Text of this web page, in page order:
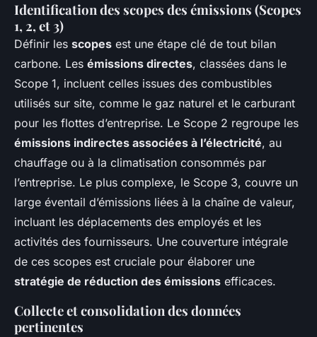
Identification des scopes des émissions (Scopes
1, 2, et 3)
Définir les scopes est une étape clé de tout bilan
carbone. Les émissions directes, classées dans le
Scope 1, incluent celles issues des combustibles
utilisés sur site, comme le gaz naturel et le carburant
pour les flottes d’entreprise. Le Scope 2 regroupe les
émissions indirectes associées à l’électricité, au
chauffage ou à la climatisation consommés par
l’entreprise. Le plus complexe, le Scope 3, couvre un
large éventail d’émissions liées à la chaîne de valeur,
incluant les déplacements des employés et les
activités des fournisseurs. Une couverture intégrale
de ces scopes est cruciale pour élaborer une
stratégie de réduction des émissions efficaces.
Collecte et consolidation des données
pertinentes